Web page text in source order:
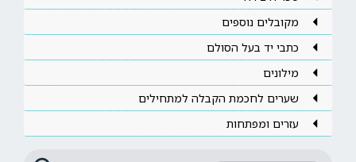
מקובלים נוספים
כתבי יד בעל הסולם
מילונים
שערים לחכמת הקבלה למתחילים
עזרים ומפתחות